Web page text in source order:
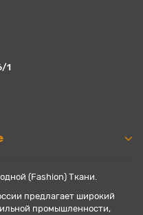
1
(Fashion) Ткани.
предлагает широкий
промышленности,